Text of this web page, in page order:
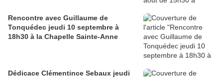
Rencontre avec Guillaume de
Tonquédec jeudi 10 septembre à
18h30 à la Chapelle Sainte-Anne
Dédicace Clémentince Sebaux jeudi